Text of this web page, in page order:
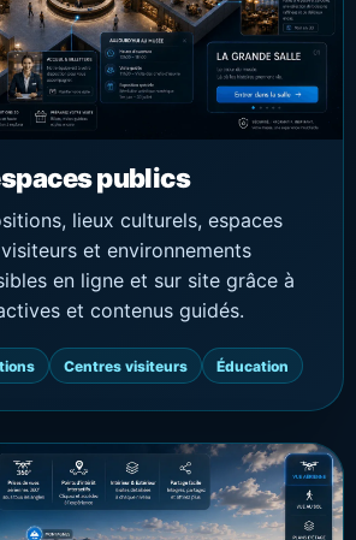
publics
lieux culturels, espaces
et environnements
en ligne et sur site grâce à
et contenus guidés.
Centres visiteurs Éducation